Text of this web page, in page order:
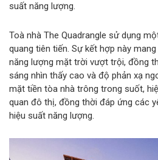
suất năng lượng.
Toà nhà The Quadrangle sử dụng
quang tiên tiến. Sự kết hợp này
năng lượng mặt trời vượt trội, đồng
sáng nhìn thấy cao và độ phản xạ
mặt tiền tòa nhà trông trong suốt,
quan đô thị, đồng thời đáp ứng các
hiệu suất năng lượng.